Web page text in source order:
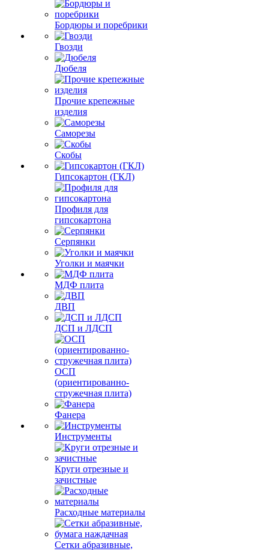
Бордюры и поребрики
Гвозди
Дюбеля
Прочие крепежные
изделия
Саморезы
Скобы
Гипсокартон (ГКЛ)
Профиля для
гипсокартона
Серпянки
Уголки и маячки
МДФ плита
ДВП
ДСП и ЛДСП
ОСП
(ориентированно-
стружечная плита)
Фанера
Инструменты
Круги отрезные и
зачистные
Расходные материалы
Сетки абразивные,